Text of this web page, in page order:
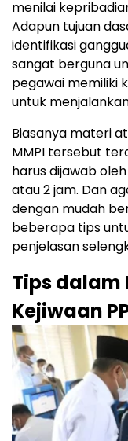
menilai
Adapun tujuan
identifikasi
sangat berguna
pegawai memiliki
untuk
Biasanya materi
MMPI tersebut
harus dijawab
atau 2 jam. Dan
dengan mudah
beberapa tips
penjelasan
Tips dalam
Kejiwaan